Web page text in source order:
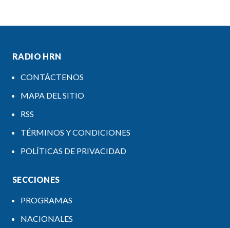
RADIO HRN
CONTÁCTENOS
MAPA DEL SITIO
RSS
TÉRMINOS Y CONDICIONES
POLÍTICAS DE PRIVACIDAD
SECCIONES
PROGRAMAS
NACIONALES